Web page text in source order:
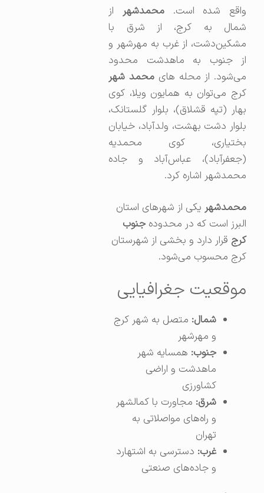
واقع شده است.محمدشهراز
شمال به کرج، از شرق با
مشکین‌دشت، از غرب به مهرشهر و
از جنوب به ماهدشت محدود
می‌شود. از محله هایمحمد شهر
کرج می‌توان به همایون ویلا، کوی
بهار (تپه قشلاق)، بلوار گلستانک،‌
بلوار دشت بهشت، ولدآباد، خیابان
بختیاری، کوی محمدیه
(جعفرآباد)، عباس‌آباد و جاده
محمدشهر اشاره کرد.
محمدشهریکی از شهرهای استان
البرز است که در محدودهجنوب
قرار دارد و بخشی از شهرستان
کرج محسوب می‌شود.
موقعیت جغرافیایی
شمال:متصل به شهر کرج
و مهرشهر
جنوب:همسایه شهر
ماهدشت و اراضی
کشاورزی
شرق:مجاورت با کمالشهر
و راه‌های مواصلاتی به
تهران
غرب:دسترسی به اشتهارد
و جاده‌های صنعتی